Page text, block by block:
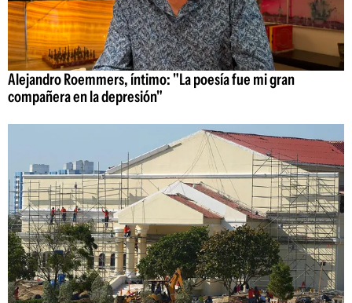
Alejandro Roemmers, íntimo: "La poesía fue mi gran
compañera en la depresión"